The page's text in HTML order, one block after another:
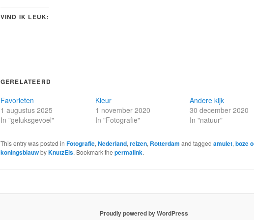
VIND IK LEUK:
GERELATEERD
Favorieten
1 augustus 2025
In "geluksgevoel"
Kleur
1 november 2020
In "Fotografie"
Andere kijk
30 december 2020
In "natuur"
This entry was posted in Fotografie,Nederland,reizen, Rotterdam and tagged amulet,boze
koningsblauwbyKnutzEls. Bookmark the permalink.
Proudly powered by WordPress